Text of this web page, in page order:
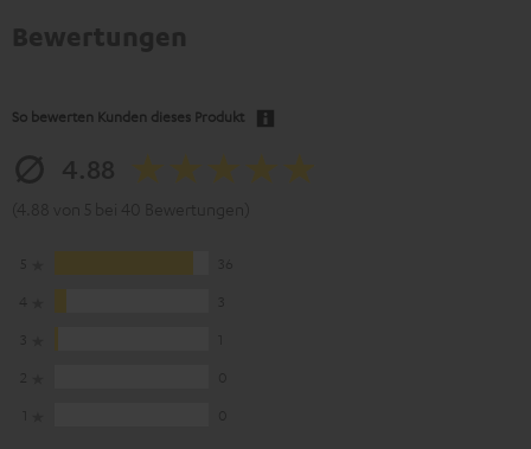
So bewerten Kunden dieses Produkt